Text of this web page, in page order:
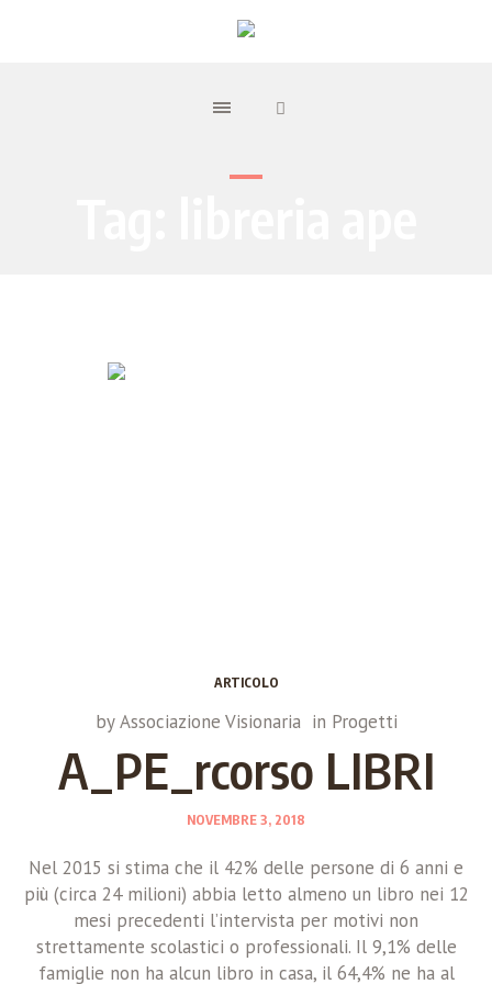
ARTICOLO
byAssociazione Visionaria in Progetti
A_PE_rcorso LIBRI
NOVEMBRE 3, 2018
Nel 2015 si stima che il 42% delle persone di 6 anni e
più (circa 24 milioni) abbia letto almeno un libro nei 12
mesi precedenti l’intervista per motivi non
strettamente scolastici o professionali. Il 9,1% delle
famiglie non ha alcun libro in casa, il 64,4% ne ha al